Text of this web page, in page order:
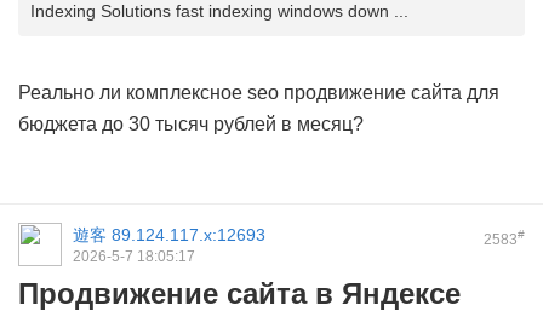
Indexing Solutions fast indexing windows down ...
Реально ли комплексное seo продвижение сайта для
бюджета до 30 тысяч рублей в месяц?
2583#
遊客 89.124.117.x:12693
2026-5-7 18:05:17
Продвижение сайта в Яндексе